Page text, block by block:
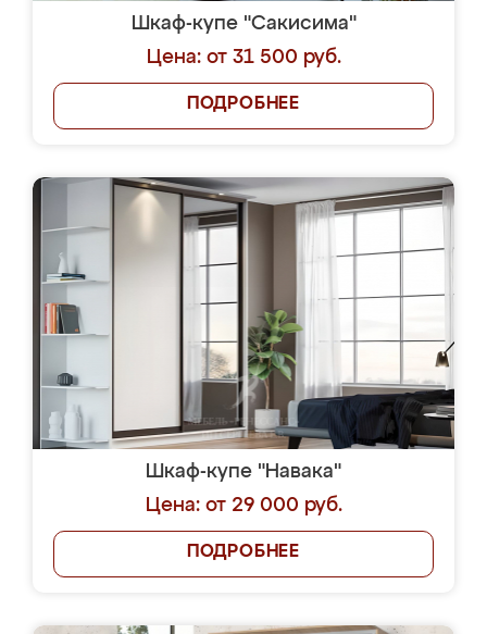
Шкаф-купе "Сакисима"
Цена: от 31 500 руб.
ПОДРОБНЕЕ
Шкаф-купе "Навака"
Цена: от 29 000 руб.
ПОДРОБНЕЕ